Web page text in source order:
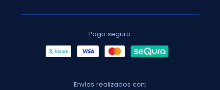
Pago seguro:
Envíos realizados con: